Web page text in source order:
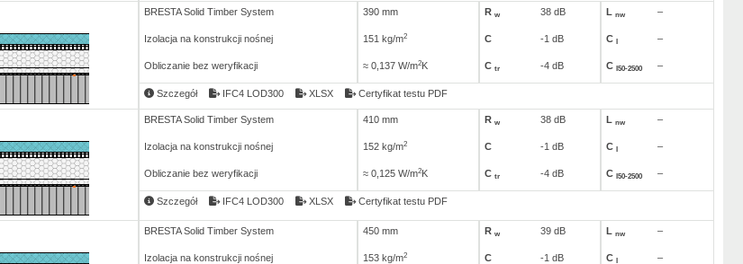
BRESTA Solid Timber System 390 mm R w 38 dB L nw –
Izolacja na konstrukcji nośnej 151 kg/m2 C -1 dB C –
Obliczanie bez weryfikacji ≈ 0,137 W/m2K C tr -4 dB C I50-2500 –
Szczegół IFC4 LOD300 XLSX Certyfikat testu PDF
BRESTA Solid Timber System 410 mm R w 38 dB L nw –
Izolacja na konstrukcji nośnej 152 kg/m2 C -1 dB C –
Obliczanie bez weryfikacji ≈ 0,125 W/m2K C tr -4 dB C I50-2500 –
Szczegół IFC4 LOD300 XLSX Certyfikat testu PDF
BRESTA Solid Timber System 450 mm R w 39 dB L nw –
Izolacja na konstrukcji nośnej 153 kg/m2 C -1 dB C –